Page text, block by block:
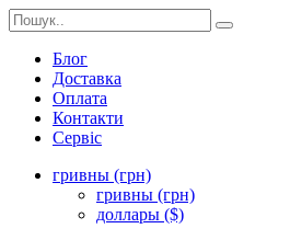
Блог
Доставка
Оплата
Контакти
Сервіс
гривны (грн)
гривны (грн)
доллары ($)